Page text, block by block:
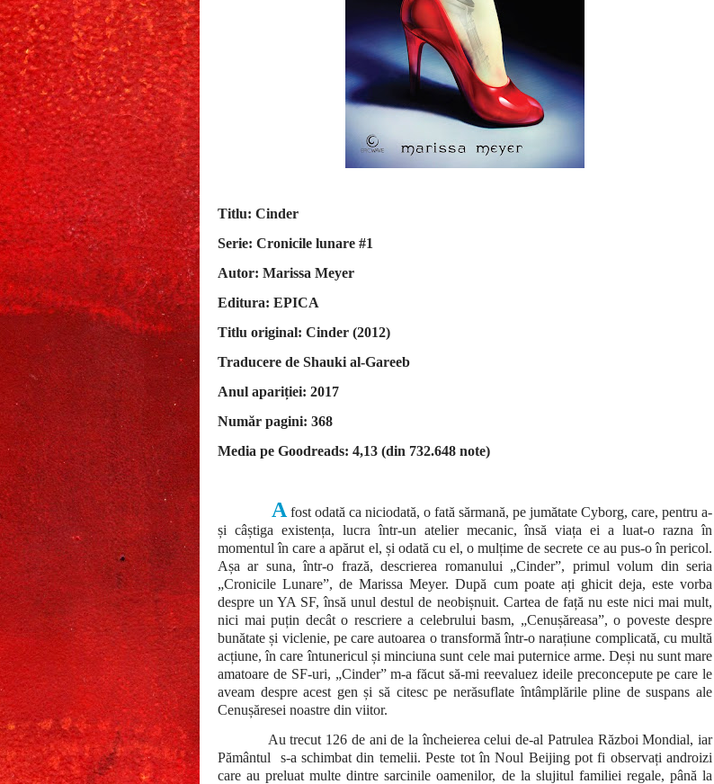
Titlu: Cinder
Serie: Cronicile lunare #1
Autor: Marissa Meyer
Editura: EPICA
Titlu original: Cinder (2012)
Traducere de Shauki al-Gareeb
Anul apariției: 2017
Număr pagini: 368
Media pe Goodreads: 4,13 (din 732.648 note)
A fost odată ca niciodată, o fată sărmană, pe jumătate Cyborg, care, pentru a-
și câștiga existența, lucra într-un atelier mecanic, însă viața ei a luat-o razna în
momentul în care a apărut el, și odată cu el, o mulțime de secrete ce au pus-o în pericol.
Așa ar suna, într-o frază, descrierea romanului „Cinder”, primul volum din seria
„Cronicile Lunare”, de Marissa Meyer. După cum poate ați ghicit deja, este vorba
despre un YA SF, însă unul destul de neobișnuit. Cartea de față nu este nici mai mult,
nici mai puțin decât o rescriere a celebrului basm, „Cenușăreasa”, o poveste despre
bunătate și viclenie, pe care autoarea o transformă într-o narațiune complicată, cu multă
acțiune, în care întunericul și minciuna sunt cele mai puternice arme. Deși nu sunt mare
amatoare de SF-uri, „Cinder” m-a făcut să-mi reevaluez ideile preconcepute pe care le
aveam despre acest gen și să citesc pe nerăsuflate întâmplările pline de suspans ale
Cenușăresei noastre din viitor.
Au trecut 126 de ani de la încheierea celui de-al Patrulea Război Mondial, iar
Pământul
s-a schimbat din temelii. Peste tot în Noul Beijing pot fi observați androizi
care au preluat multe dintre sarcinile oamenilor, de la slujitul familiei regale, până la